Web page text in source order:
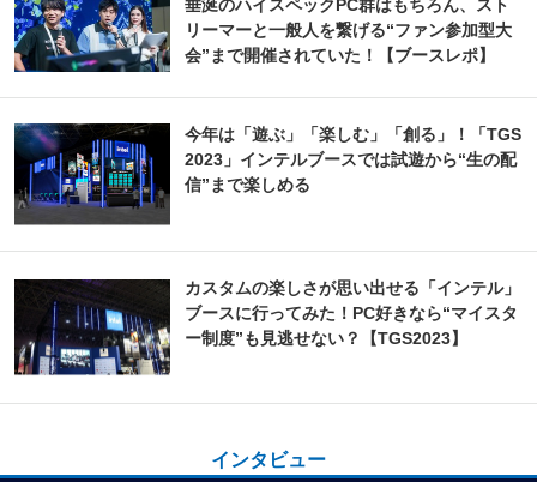
垂涎のハイスペックPC群はもちろん、スト
リーマーと一般人を繋げる“ファン参加型大
会”まで開催されていた！【ブースレポ】
今年は「遊ぶ」「楽しむ」「創る」！「TGS
2023」インテルブースでは試遊から“生の配
信”まで楽しめる
カスタムの楽しさが思い出せる「インテル」
ブースに行ってみた！PC好きなら“マイスタ
ー制度”も見逃せない？【TGS2023】
インタビュー